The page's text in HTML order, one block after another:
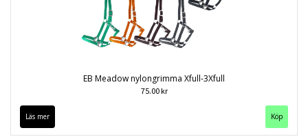
EB Meadow nylongrimma Xfull-3Xfull
75.00 kr
Läs mer Köp